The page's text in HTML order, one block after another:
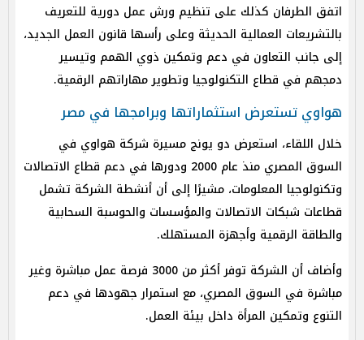
اتفق الطرفان كذلك على تنظيم ورش عمل دورية للتعريف
بالتشريعات العمالية الحديثة وعلى رأسها قانون العمل الجديد،
إلى جانب التعاون في دعم وتمكين ذوي الهمم وتيسير
دمجهم في قطاع التكنولوجيا وتطوير مهاراتهم الرقمية.
هواوي تستعرض استثماراتها وبرامجها في مصر
خلال اللقاء، استعرض دو يونج مسيرة شركة هواوي في
السوق المصري منذ عام 2000 ودورها في دعم قطاع الاتصالات
وتكنولوجيا المعلومات، مشيرًا إلى أن أنشطة الشركة تشمل
قطاعات شبكات الاتصالات والمؤسسات والحوسبة السحابية
والطاقة الرقمية وأجهزة المستهلك.
وأضاف أن الشركة توفر أكثر من 3000 فرصة عمل مباشرة وغير
مباشرة في السوق المصري، مع استمرار جهودها في دعم
التنوع وتمكين المرأة داخل بيئة العمل.